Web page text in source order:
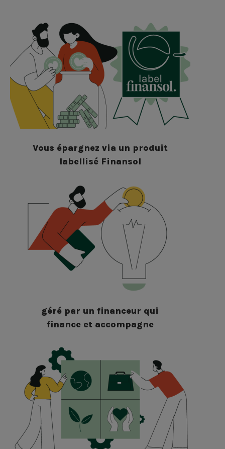
Vous épargnez via un produit
labellisé Finansol
géré par un financeur qui
finance et accompagne